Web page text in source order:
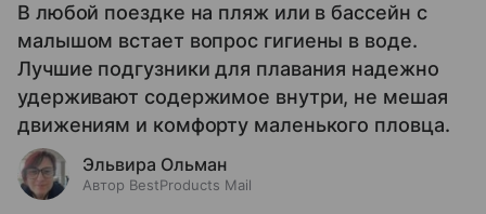
В любой поездке на пляж или в бассейн с
малышом встает вопрос гигиены в воде.
Лучшие подгузники для плавания надежно
удерживают содержимое внутри, не мешая
движениям и комфорту маленького пловца.
Эльвира Ольман
Автор BestProducts Mail